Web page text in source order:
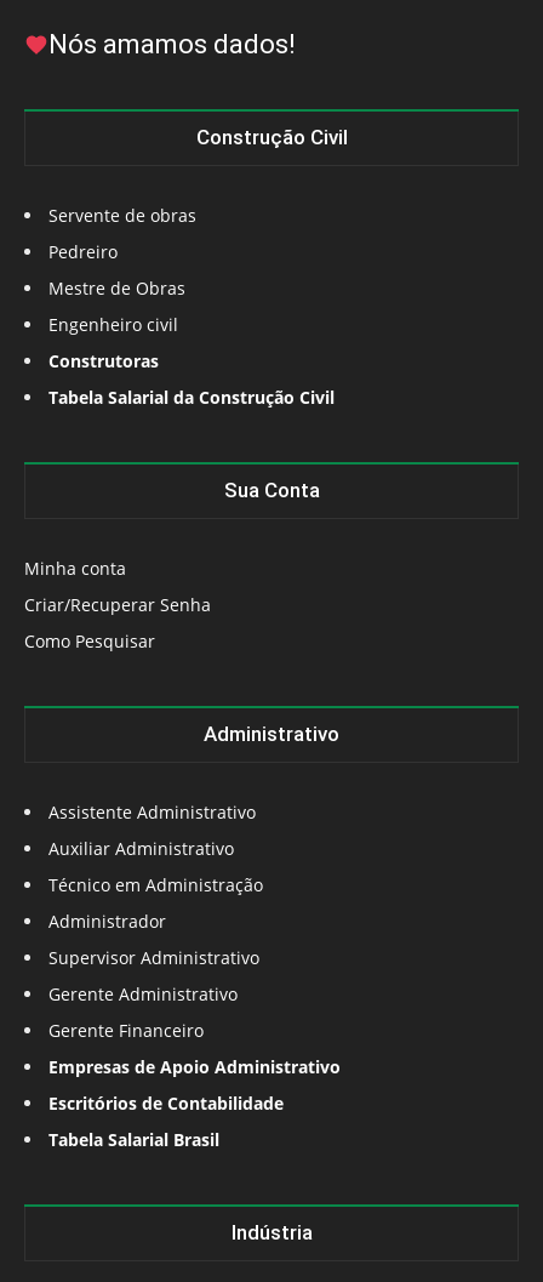
Nós amamos dados!
Construção Civil
Servente de obras
Pedreiro
Mestre de Obras
Engenheiro civil
Construtoras
Tabela Salarial da Construção Civil
Sua Conta
Minha conta
Criar/Recuperar Senha
Como Pesquisar
Administrativo
Assistente Administrativo
Auxiliar Administrativo
Técnico em Administração
Administrador
Supervisor Administrativo
Gerente Administrativo
Gerente Financeiro
Empresas de Apoio Administrativo
Escritórios de Contabilidade
Tabela Salarial Brasil
Indústria